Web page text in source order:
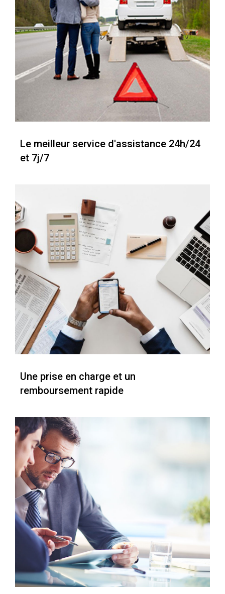
Le meilleur service d'assistance 24h/24
et 7j/7
Une prise en charge et un
remboursement rapide